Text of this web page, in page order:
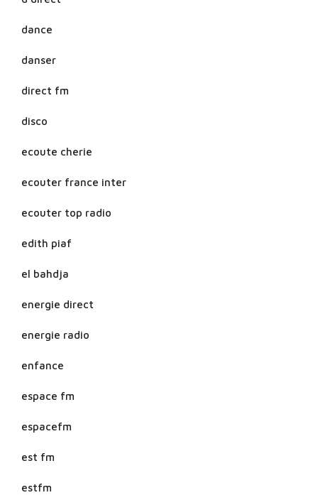
dance
danser
direct fm
disco
ecoute cherie
ecouter france inter
ecouter top radio
edith piaf
el bahdja
energie direct
energie radio
enfance
espace fm
espacefm
est fm
estfm